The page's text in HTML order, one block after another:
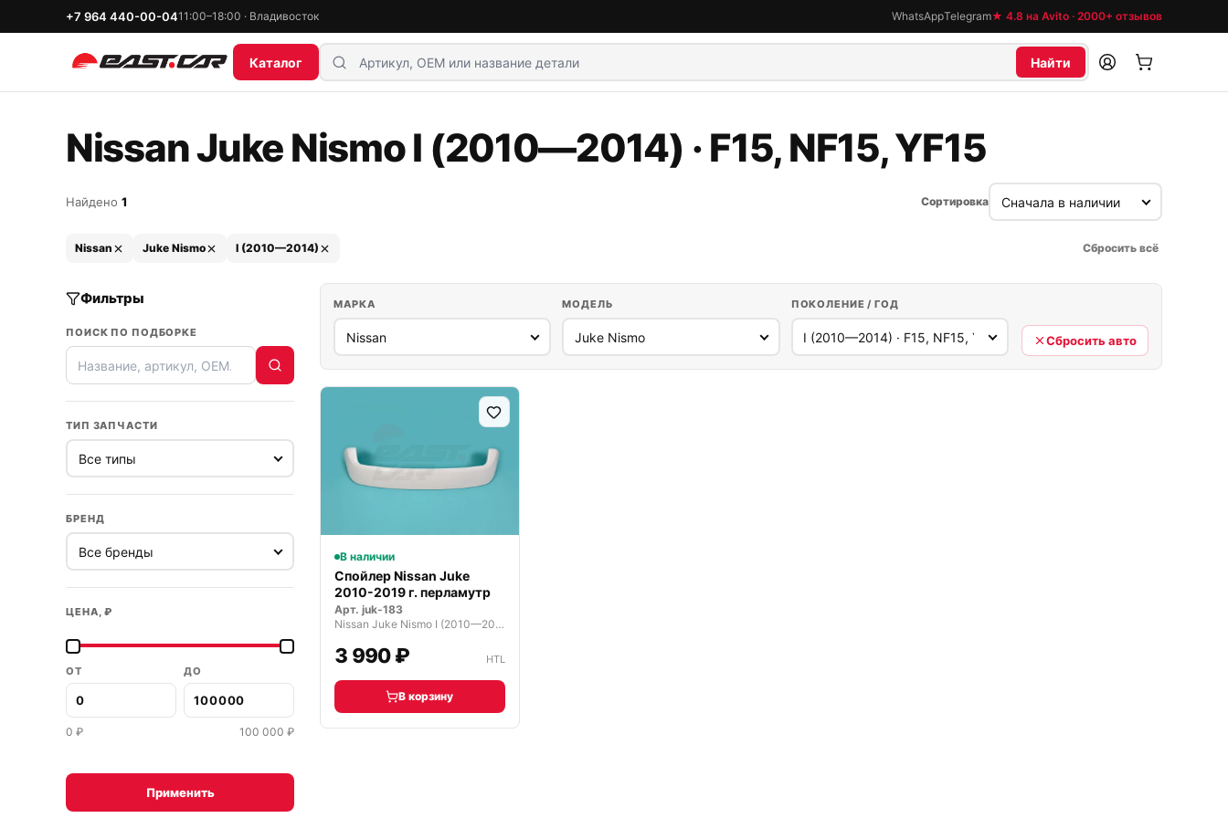
+7 964 440-00-0411:00–18:00 · Владивосток WhatsAppTelegram★ 4.8 на Avito · 2000+ отзывов
Каталог Найти
Nissan Juke Nismo I (2010—2014) · F15, NF15, YF15
Найдено 1 Сортировка
Nissan Juke Nismo I (2010—2014) Сбросить всё
Фильтры
ПОИСК ПО ПОДБОРКЕ
ТИП ЗАПЧАСТИ
БРЕНД
ЦЕНА, ₽
ОТ ДО
0 ₽ 100 000 ₽
Применить
МАРКА МОДЕЛЬ ПОКОЛЕНИЕ / ГОД
Сбросить авто
В наличии
Спойлер Nissan Juke
2010-2019 г. перламутр
Арт. juk-183
Nissan Juke Nismo I (2010—2014)
3 990 ₽ HTL
В корзину